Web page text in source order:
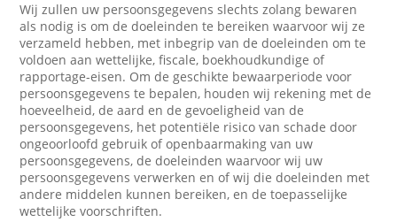
Wij zullen uw persoonsgegevens slechts zolang bewaren
als nodig is om de doeleinden te bereiken waarvoor wij ze
verzameld hebben, met inbegrip van de doeleinden om te
voldoen aan wettelijke, fiscale, boekhoudkundige of
rapportage-eisen. Om de geschikte bewaarperiode voor
persoonsgegevens te bepalen, houden wij rekening met de
hoeveelheid, de aard en de gevoeligheid van de
persoonsgegevens, het potentiële risico van schade door
ongeoorloofd gebruik of openbaarmaking van uw
persoonsgegevens, de doeleinden waarvoor wij uw
persoonsgegevens verwerken en of wij die doeleinden met
andere middelen kunnen bereiken, en de toepasselijke
wettelijke voorschriften.